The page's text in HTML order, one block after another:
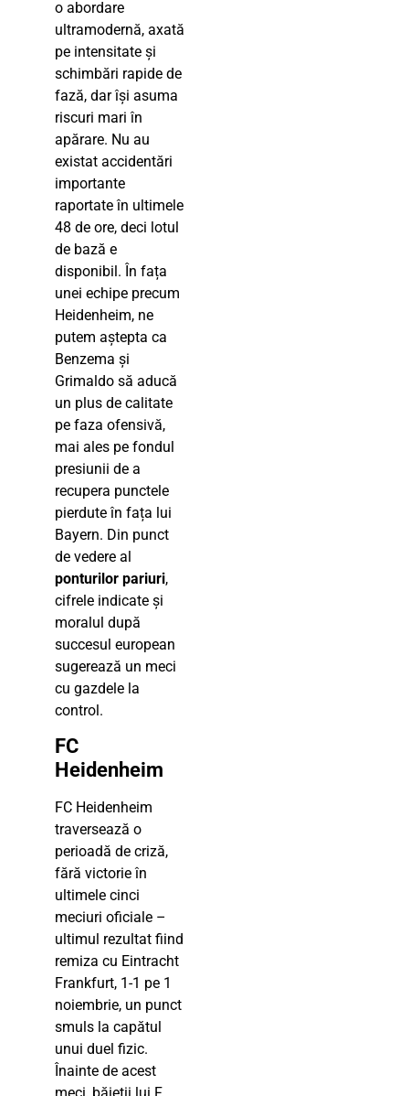
o abordare
ultramodernă, axată
pe intensitate și
schimbări rapide de
fază, dar își asuma
riscuri mari în
apărare. Nu au
existat accidentări
importante
raportate în ultimele
48 de ore, deci lotul
de bază e
disponibil. În fața
unei echipe precum
Heidenheim, ne
putem aștepta ca
Benzema și
Grimaldo să aducă
un plus de calitate
pe faza ofensivă,
mai ales pe fondul
presiunii de a
recupera punctele
pierdute în fața lui
Bayern. Din punct
de vedere al
ponturilor pariuri,
cifrele indicate și
moralul după
succesul european
sugerează un meci
cu gazdele la
control.
FC
Heidenheim
FC Heidenheim
traversează o
perioadă de criză,
fără victorie în
ultimele cinci
meciuri oficiale –
ultimul rezultat fiind
remiza cu Eintracht
Frankfurt, 1-1 pe 1
noiembrie, un punct
smuls la capătul
unui duel fizic.
Înainte de acest